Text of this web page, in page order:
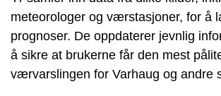
meteorologer og værstasjoner, for å
prognoser. De oppdaterer jevnlig
å sikre at brukerne får den mest
værvarslingen for Varhaug og andre